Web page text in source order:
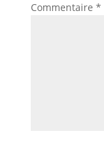
Commentaire *